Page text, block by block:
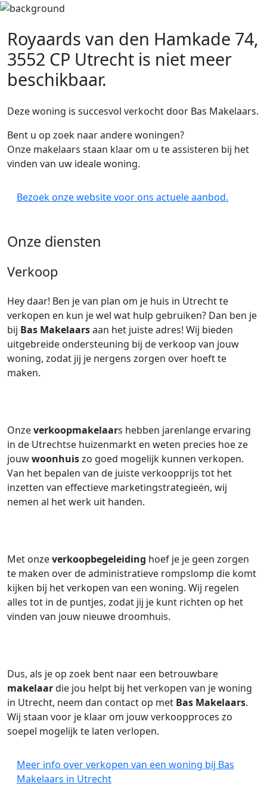
Royaards van den Hamkade 74,
3552 CP Utrecht is niet meer
beschikbaar.
Deze woning is succesvol verkocht door Bas Makelaars.
Bent u op zoek naar andere woningen?
Onze makelaars staan klaar om u te assisteren bij het
vinden van uw ideale woning.
Bezoek onze website voor ons actuele aanbod.
Onze diensten
Verkoop
Hey daar! Ben je van plan om je huis in Utrecht te
verkopen en kun je wel wat hulp gebruiken? Dan ben je
bij Bas Makelaarsaan het juiste adres! Wij bieden
uitgebreide ondersteuning bij de verkoop van jouw
woning, zodat jij je nergens zorgen over hoeft te
maken.
Onzeverkoopmakelaars hebben jarenlange ervaring
in de Utrechtse huizenmarkt en weten precies hoe ze
jouwwoonhuiszo goed mogelijk kunnen verkopen.
Van het bepalen van de juiste verkoopprijs tot het
inzetten van effectieve marketingstrategieën, wij
nemen al het werk uit handen.
Met onzeverkoopbegeleiding hoef je je geen zorgen
te maken over de administratieve rompslomp die komt
kijken bij het verkopen van een woning. Wij regelen
alles tot in de puntjes, zodat jij je kunt richten op het
vinden van jouw nieuwe droomhuis.
Dus, als je op zoek bent naar een betrouwbare
makelaardie jou helpt bij het verkopen van je woning
in Utrecht, neem dan contact op met Bas Makelaars.
Wij staan voor je klaar om jouw verkoopproces zo
soepel mogelijk te laten verlopen.
Meer info over verkopen van een woning bij Bas
Makelaars in Utrecht